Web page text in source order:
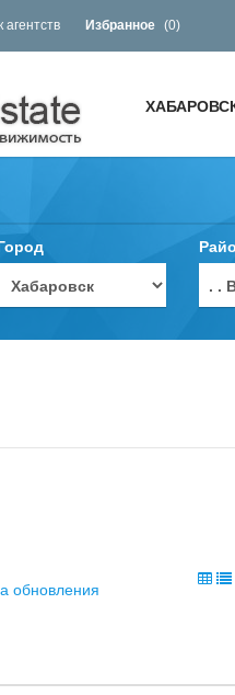
агентств Избранное (0)
. .
обновления